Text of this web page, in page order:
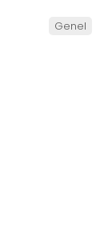
Genel